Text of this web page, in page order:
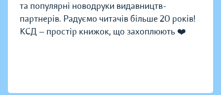
та популярні новодруки видавництв-
партнерів. Радуємо читачів більше 20 років!
КСД — простір книжок, що захоплюють ❤️